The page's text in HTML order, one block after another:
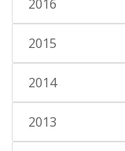
2016
2015
2014
2013